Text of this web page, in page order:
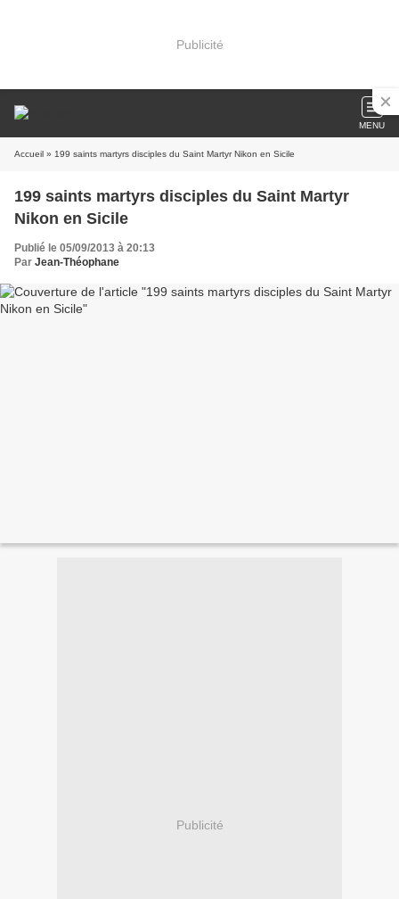
Publicité
MENU
Accueil » 199 saints martyrs disciples du Saint Martyr Nikon en Sicile
199 saints martyrs disciples du Saint Martyr
Nikon en Sicile
Publié le 05/09/2013 à 20:13
Par Jean-Théophane
Publicité